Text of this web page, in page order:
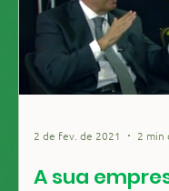
A sua
2 de fev. de 2021 2 min